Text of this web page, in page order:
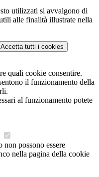
utilizzati si avvalgono di
alle finalità illustrate nella
Accetta tutti i cookies
quali cookie consentire.
il funzionamento della
al funzionamento potete
possono essere
nella pagina della cookie